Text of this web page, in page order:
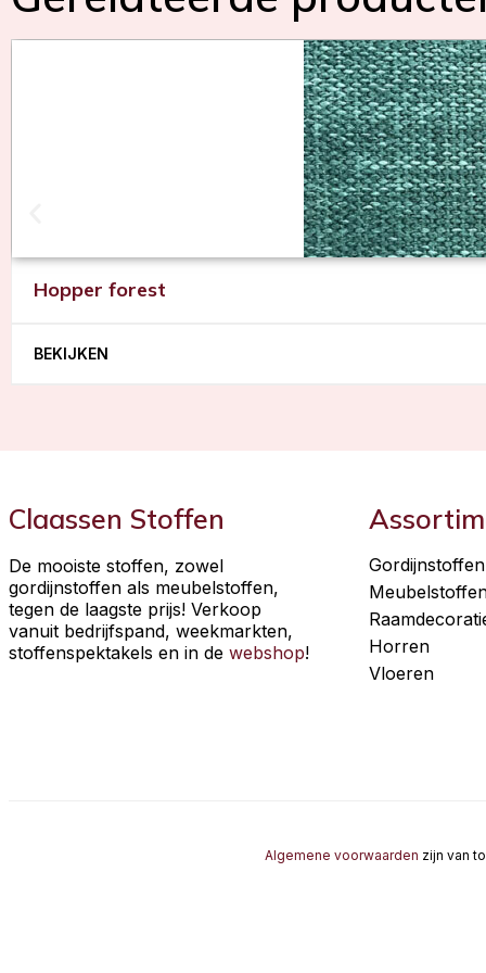
Hopper forest
BEKIJKEN
Claassen Stoffen
De mooiste stoffen, zowel
gordijnstoffen als meubelstoffen,
tegen de laagste prijs! Verkoop
vanuit bedrijfspand, weekmarkten,
stoffenspektakels en in de webshop!
Gordijnstoffen
Horren
Vloeren
Algemene voorwaarden zijn van